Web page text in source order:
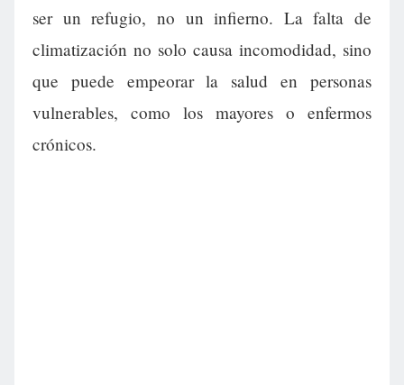
ser un refugio, no un infierno. La falta de
climatización no solo causa incomodidad, sino
que puede empeorar la salud en personas
vulnerables, como los mayores o enfermos
crónicos.